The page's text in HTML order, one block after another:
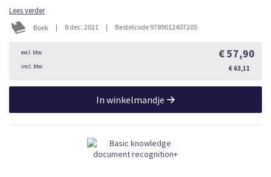
Lees verder
Boek | 8 dec. 2021 | Bestelcode 9789012407205
€ 57,90
€ 63,11
In winkelmandje